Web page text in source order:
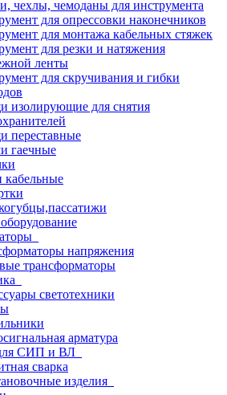
чехлы, чемоданы для инструмента
для опрессовки наконечников
для монтажа кабельных стяжек
для резки и натяжения
ленты
для скручивания и гибки
изолирующие для снятия
переставные
гаечные
напряжения
трансформаторы
светотехники
арматура
СИП и ВЛ
сварка
изделия